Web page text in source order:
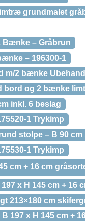
grundmalet
Bænke – Gråbrun
– 196300-1
m/2 bænke
bord og 2 bænke
inkl. 6 beslag
1 Trykimp
stolpe – B 90 cm
1 Trykimp
cm + 16 cm
x H 145 cm + 16
213×180 cm
197 x H 145 cm +